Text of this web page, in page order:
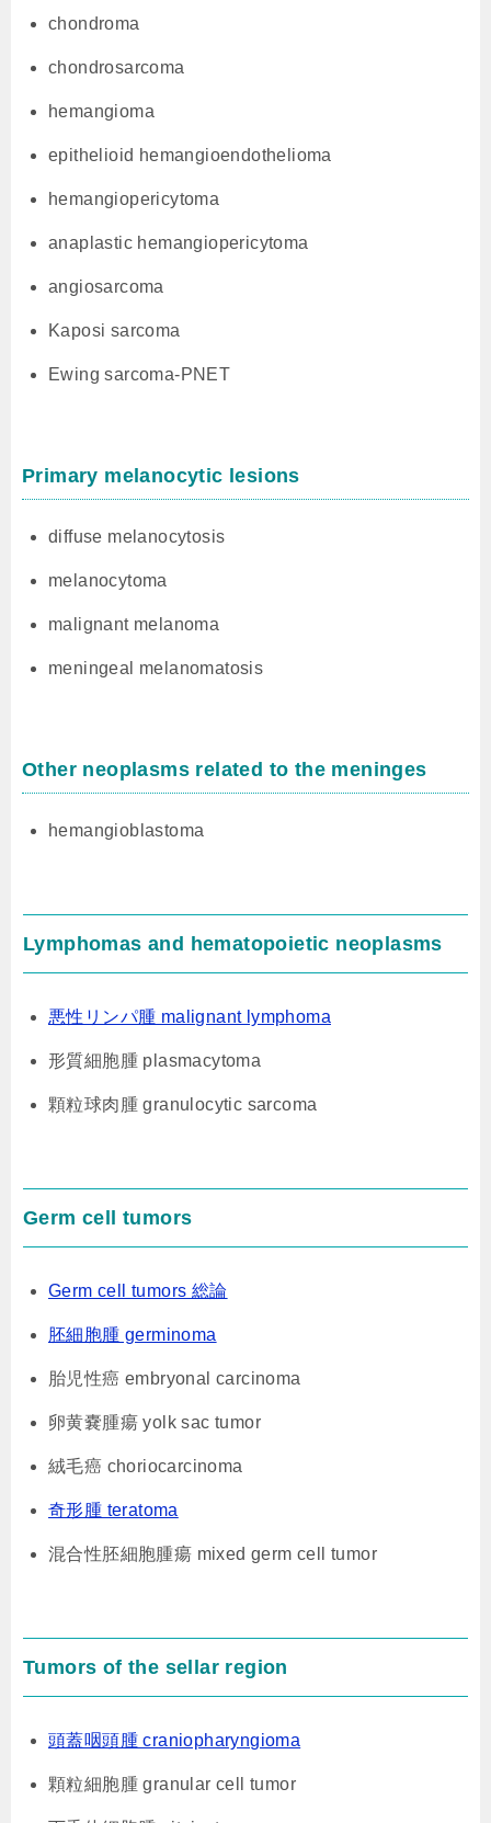
chondroma
chondrosarcoma
hemangioma
epithelioid hemangioendothelioma
hemangiopericytoma
anaplastic hemangiopericytoma
angiosarcoma
Kaposi sarcoma
Ewing sarcoma-PNET
Primary melanocytic lesions
diffuse melanocytosis
melanocytoma
malignant melanoma
meningeal melanomatosis
Other neoplasms related to the meninges
hemangioblastoma
Lymphomas and hematopoietic neoplasms
悪性リンパ腫 malignant lymphoma
形質細胞腫 plasmacytoma
顆粒球肉腫 granulocytic sarcoma
Germ cell tumors
Germ cell tumors 総論
胚細胞腫 germinoma
胎児性癌 embryonal carcinoma
卵黄嚢腫瘍 yolk sac tumor
絨毛癌 choriocarcinoma
奇形腫 teratoma
混合性胚細胞腫瘍 mixed germ cell tumor
Tumors of the sellar region
頭蓋咽頭腫 craniopharyngioma
顆粒細胞腫 granular cell tumor